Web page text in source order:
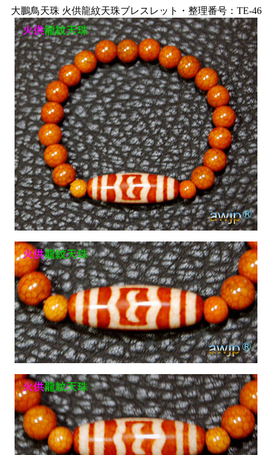
大鵬鳥天珠 火供龍紋天珠ブレスレット・整理番号：TE-46